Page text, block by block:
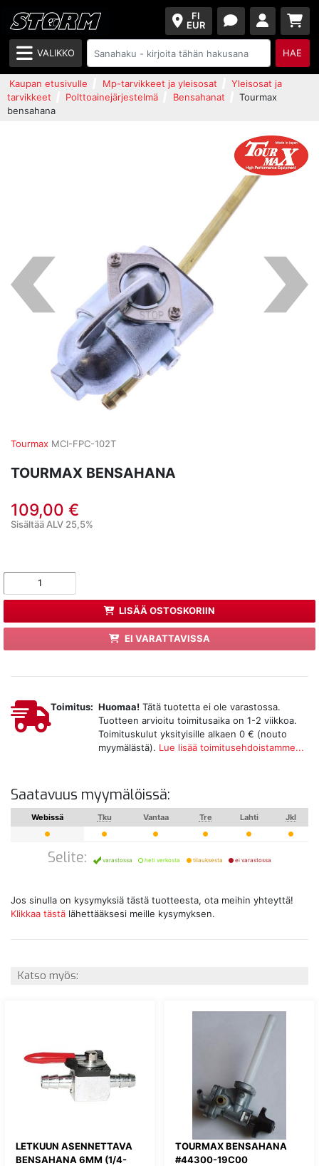
FI
EUR
VALIKKO HAE
Kaupan etusivulle Mp-tarvikkeet ja yleisosat
Yleisosat ja
tarvikkeet
Polttoainejärjestelmä Bensahanat
Tourmax
bensahana
Tourmax MCI-FPC-102T
TOURMAX BENSAHANA
109,00 €
Sisältää ALV 25,5%
LISÄÄ OSTOSKORIIN
EI VARATTAVISSA
Toimitus: Huomaa! Tätä tuotetta ei ole varastossa.
Tuotteen arvioitu toimitusaika on 1-2 viikkoa.
Toimituskulut yksityisille alkaen 0 € (nouto
myymälästä). Lue lisää toimitusehdoistamme...
Saatavuus myymälöissä:
Webissä Tku Vantaa Tre Lahti Jkl
Selite: varastossa heti verkosta tilauksesta ei varastossa
Jos sinulla on kysymyksiä tästä tuotteesta, ota meihin yhteyttä!
Klikkaa tästä lähettääksesi meille kysymyksen.
Katso myös:
LETKUUN ASENNETTAVA
BENSAHANA 6MM (1/4-
TOURMAX BENSAHANA
#44300-19C00